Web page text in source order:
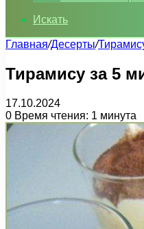
Искать
Главная/Десерты/
Тирамису за 5
17.10.2024
0 Время чтения: 1 минута